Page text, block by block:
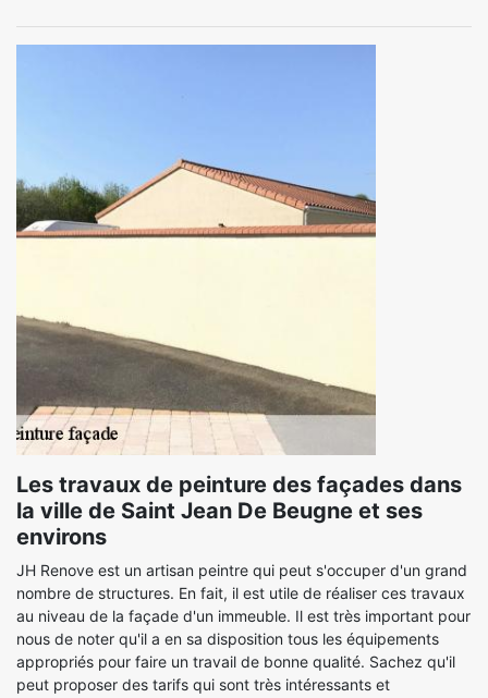
Les travaux de peinture des façades dans
la ville de Saint Jean De Beugne et ses
environs
JH Renove est un artisan peintre qui peut s'occuper d'un grand
nombre de structures. En fait, il est utile de réaliser ces travaux
au niveau de la façade d'un immeuble. Il est très important pour
nous de noter qu'il a en sa disposition tous les équipements
appropriés pour faire un travail de bonne qualité. Sachez qu'il
peut proposer des tarifs qui sont très intéressants et